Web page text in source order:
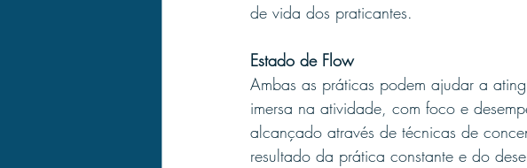
de vida dos praticantes.
Estado de Flow
Ambas as práticas podem ajudar a
imersa na atividade, com foco e
alcançado através de técnicas de
resultado da prática constante e do